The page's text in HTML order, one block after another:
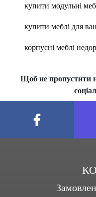
купити модульні
купити меблі для
корпусні меблі
Щоб не пропустити